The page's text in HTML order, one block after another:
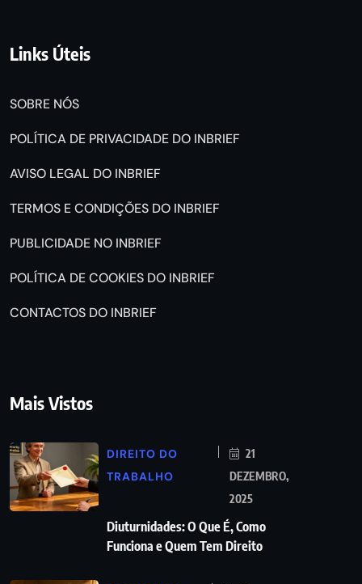
Links Úteis
SOBRE NÓS
POLÍTICA DE PRIVACIDADE DO INBRIEF
AVISO LEGAL DO INBRIEF
TERMOS E CONDIÇÕES DO INBRIEF
PUBLICIDADE NO INBRIEF
POLÍTICA DE COOKIES DO INBRIEF
CONTACTOS DO INBRIEF
Mais Vistos
DIREITO DO
TRABALHO
21
DEZEMBRO,
2025
Diuturnidades: O Que É, Como
Funciona e Quem Tem Direito